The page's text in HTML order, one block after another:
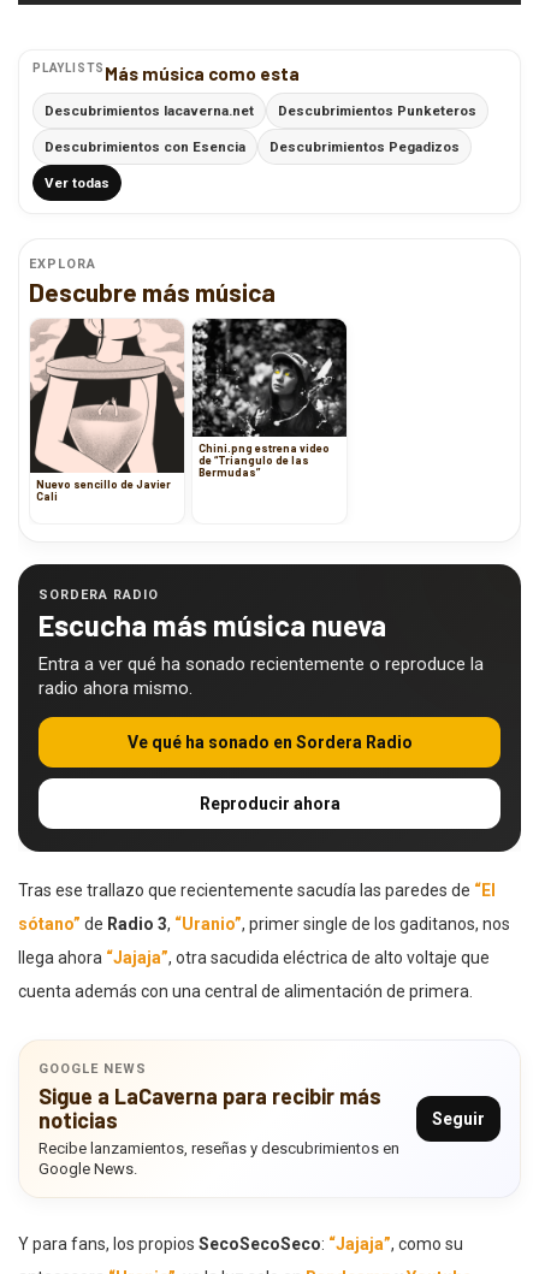
PLAYLISTS Más música como esta
Descubrimientos lacaverna.net Descubrimientos Punketeros
Descubrimientos con Esencia Descubrimientos Pegadizos
Ver todas
EXPLORA
Descubre más música
Nuevo sencillo de Javier
Cali
Chini.png estrena video
de “Triangulo de las
Bermudas”
SORDERA RADIO
Escucha más música nueva
Entra a ver qué ha sonado recientemente o reproduce la
radio ahora mismo.
Ve qué ha sonado en Sordera Radio
Reproducir ahora
Tras ese trallazo que recientemente sacudía las paredes de “El
sótano” de Radio 3, “Uranio”, primer single de los gaditanos, nos
llega ahora “Jajaja”, otra sacudida eléctrica de alto voltaje que
cuenta además con una central de alimentación de primera.
GOOGLE NEWS
Sigue a LaCaverna para recibir más
noticias
Recibe lanzamientos, reseñas y descubrimientos en
Google News.
Seguir
Y para fans, los propios SecoSecoSeco: “Jajaja”, como su